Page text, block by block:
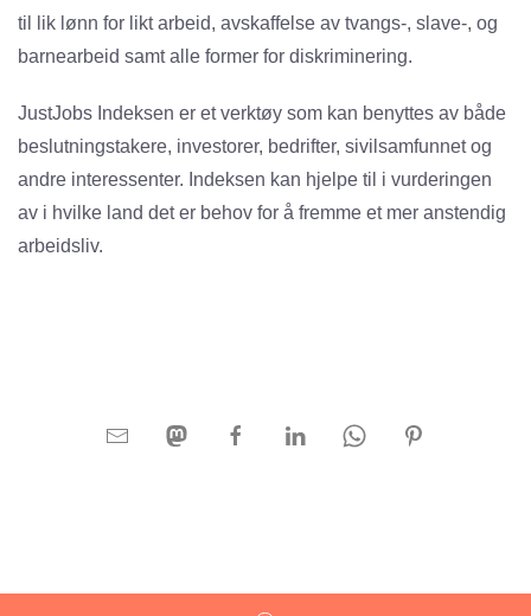
til lik lønn for likt arbeid, avskaffelse av tvangs-, slave-, og
barnearbeid samt alle former for diskriminering.
JustJobs Indeksen er et verktøy som kan benyttes av både
beslutningstakere, investorer, bedrifter, sivilsamfunnet og
andre interessenter. Indeksen kan hjelpe til i vurderingen
av i hvilke land det er behov for å fremme et mer anstendig
arbeidsliv.